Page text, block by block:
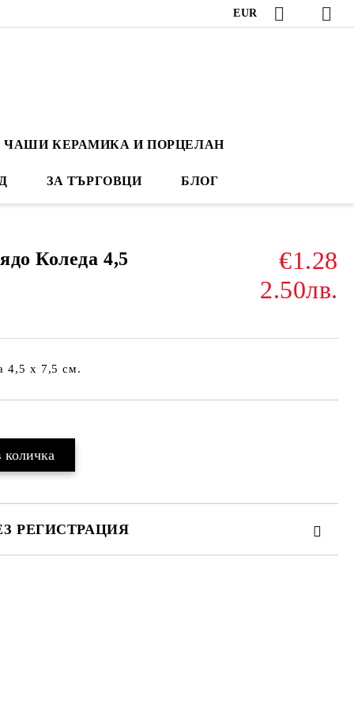
EUR
ЧАШИ КЕРАМИКА И ПОРЦЕЛАН
ЗА ТЪРГОВЦИ БЛОГ
Коледа 4,5
€1.28
2.50лв.
4,5 х 7,5 см.
РЕГИСТРАЦИЯ